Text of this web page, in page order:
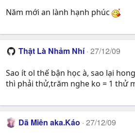
Năm mới an lành hạnh phúc
Thật Là Nhảm Nhí 27/12/09
Sao ít ol thế bận học à, sao lại
thì phải thử,trăm nghe ko = 1 thử
Dã Miên aka.Káo 27/12/09